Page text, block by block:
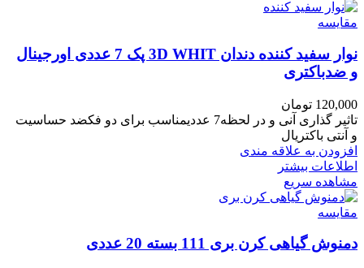
مقایسه
نوار سفید کننده دندان 3D WHIT پک 7 عددی اورجینال
و ضدباکتری
120,000 تومان
تاثیر گذاری آنی و در لحظه7 عددیمناسب برای دو فکضد حساسیت
و آنتی باکتریال
افزودن به علاقه مندی
اطلاعات بیشتر
مشاهده سریع
مقایسه
دمنوش گیاهی کرن بری 111 بسته 20 عددی